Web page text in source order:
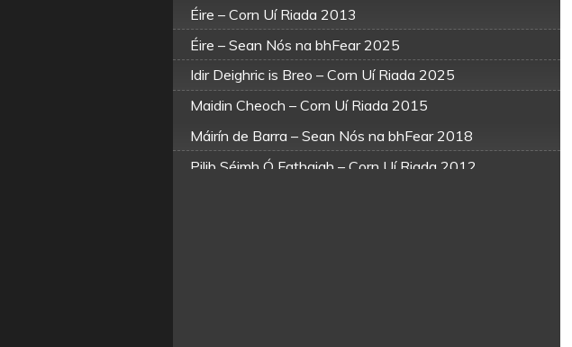
Éire – Corn Uí Riada 2013
Éire – Sean Nós na bhFear 2025
Idir Deighric is Breo – Corn Uí Riada 2025
Maidin Cheoch – Corn Uí Riada 2015
Máirín de Barra – Sean Nós na bhFear 2018
Pilib Séimh Ó Fathaigh – Corn Uí Riada 2012